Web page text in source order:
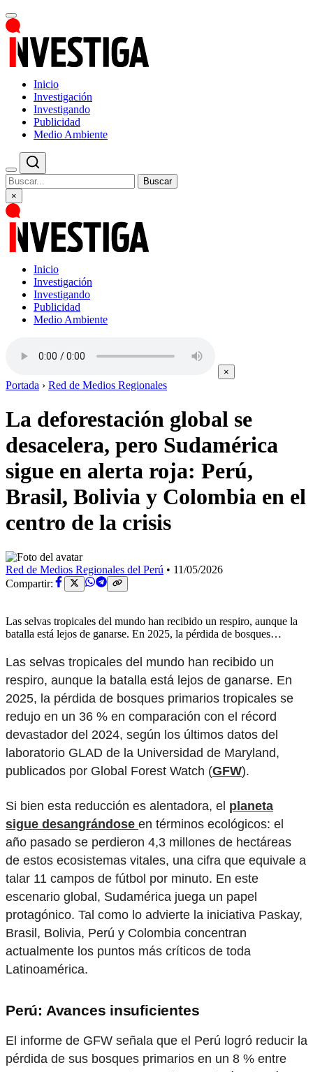
Inicio
Investigación
Investigando
Publicidad
Medio Ambiente
Buscar
×
Inicio
Investigación
Investigando
Publicidad
Medio Ambiente
×
Portada › Red de Medios Regionales
La deforestación global se
desacelera, pero Sudamérica
sigue en alerta roja: Perú,
Brasil, Bolivia y Colombia en el
centro de la crisis
Red de Medios Regionales del Perú • 11/05/2026
Compartir:
Las selvas tropicales del mundo han recibido un respiro, aunque la
batalla está lejos de ganarse. En 2025, la pérdida de bosques…
Las selvas tropicales del mundo han recibido un
respiro, aunque la batalla está lejos de ganarse. En
2025, la pérdida de bosques primarios tropicales se
redujo en un 36 % en comparación con el récord
devastador del 2024, según los últimos datos del
laboratorio GLAD de la Universidad de Maryland,
publicados por Global Forest Watch (GFW).
Si bien esta reducción es alentadora, el planeta
sigue desangrándose en términos ecológicos: el
año pasado se perdieron 4,3 millones de hectáreas
de estos ecosistemas vitales, una cifra que equivale a
talar 11 campos de fútbol por minuto. En este
escenario global, Sudamérica juega un papel
protagónico. Tal como lo advierte la iniciativa Paskay,
Brasil, Bolivia, Perú y Colombia concentran
actualmente los puntos más críticos de toda
Latinoamérica.
Perú: Avances insuficientes
El informe de GFW señala que el Perú logró reducir la
pérdida de sus bosques primarios en un 8 % entre